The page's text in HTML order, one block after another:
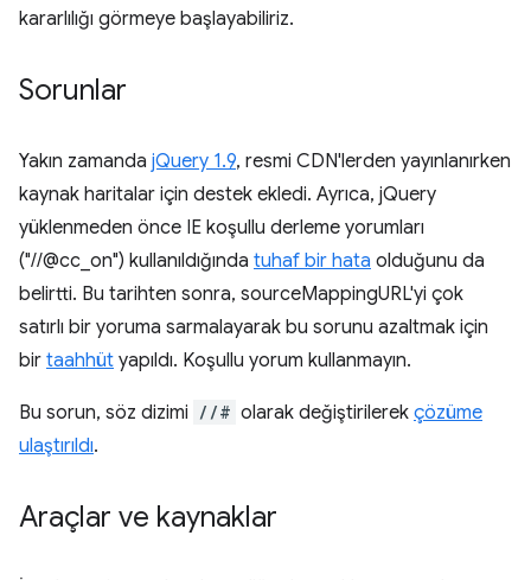
kararlılığı görmeye başlayabiliriz.
Sorunlar
Yakın zamanda jQuery 1.9, resmi CDN'lerden yayınlanırken
kaynak haritalar için destek ekledi. Ayrıca, jQuery
yüklenmeden önce IE koşullu derleme yorumları
("//@cc_on") kullanıldığında tuhaf bir hata olduğunu da
belirtti. Bu tarihten sonra, sourceMappingURL'yi çok
satırlı bir yoruma sarmalayarak bu sorunu azaltmak için
bir taahhüt yapıldı. Koşullu yorum kullanmayın.
Bu sorun, söz dizimi //# olarak değiştirilerek çözüme
ulaştırıldı.
Araçlar ve kaynaklar